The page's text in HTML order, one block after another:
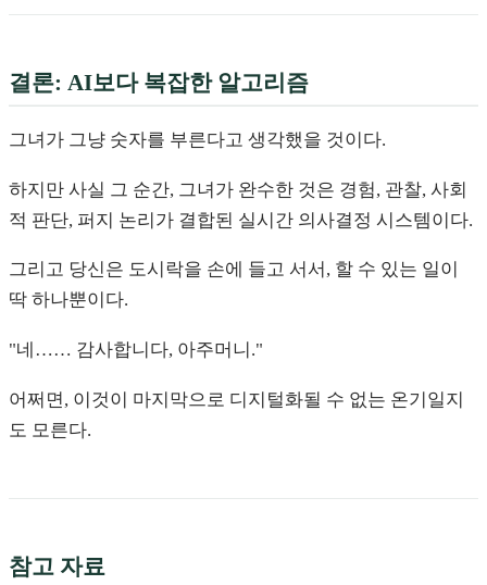
결론: AI보다 복잡한 알고리즘
그녀가 그냥 숫자를 부른다고 생각했을 것이다.
하지만 사실 그 순간, 그녀가 완수한 것은 경험, 관찰, 사회
적 판단, 퍼지 논리가 결합된 실시간 의사결정 시스템이다.
그리고 당신은 도시락을 손에 들고 서서, 할 수 있는 일이
딱 하나뿐이다.
"네…… 감사합니다, 아주머니."
어쩌면, 이것이 마지막으로 디지털화될 수 없는 온기일지
도 모른다.
참고 자료